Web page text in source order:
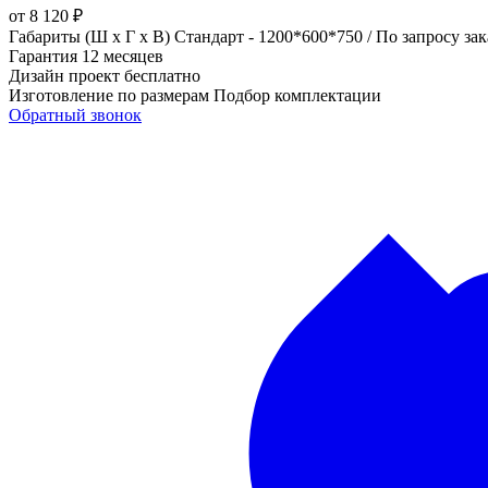
от 8 120 ₽
Габариты (Ш х Г х В) Стандарт - 1200*600*750 / По запросу
Гарантия 12 месяцев
Дизайн проект бесплатно
Изготовление по размерам Подбор комплектации
Обратный звонок